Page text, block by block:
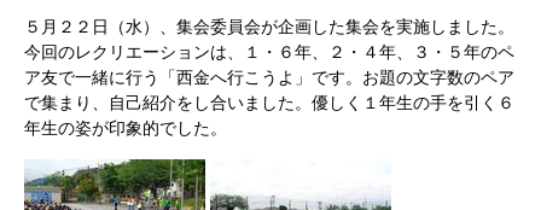
５月２２日（水）、集会委員会が企画した集会を実施しました。
今回のレクリエーションは、１・６年、２・４年、３・５年のペ
ア友で一緒に行う「西金へ行こうよ」です。お題の文字数のペア
で集まり、自己紹介をし合いました。優しく１年生の手を引く６
年生の姿が印象的でした。